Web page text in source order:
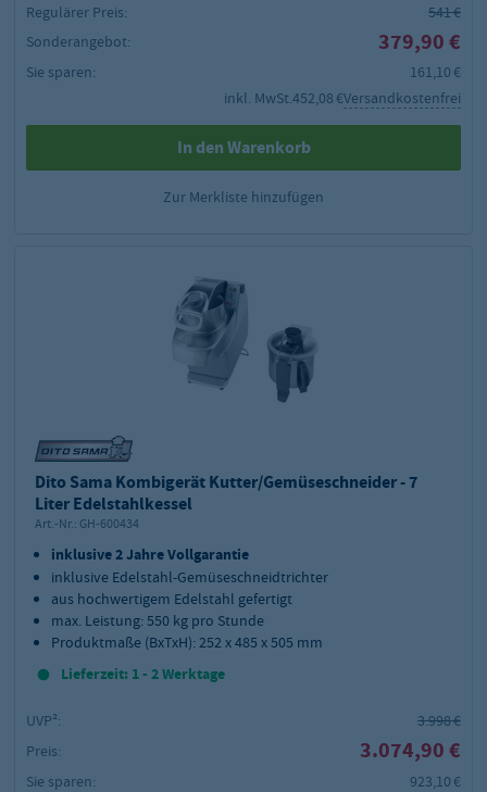
Regulärer Preis:
541 €
Sonderangebot:
379,90 €
Sie sparen:
161,10 €
inkl. MwSt.452,08 €Versandkostenfrei
In den Warenkorb
Zur Merkliste hinzufügen
Dito Sama Kombigerät Kutter/Gemüseschneider - 7
Liter Edelstahlkessel
Art.-Nr.: GH-600434
inklusive 2 Jahre Vollgarantie
inklusive Edelstahl-Gemüseschneidtrichter
aus hochwertigem Edelstahl gefertigt
max. Leistung: 550 kg pro Stunde
Produktmaße (BxTxH): 252 x 485 x 505 mm
Lieferzeit: 1 - 2 Werktage
UVP²:
3.998 €
Preis:
3.074,90 €
Sie sparen:
923,10 €